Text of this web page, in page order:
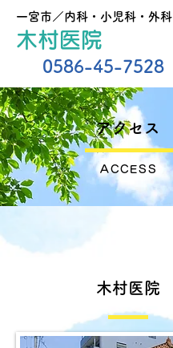
一宮市／内科・小児科・外科
木村医院
0586-45-7528
アクセス
ACCES S
木村医院